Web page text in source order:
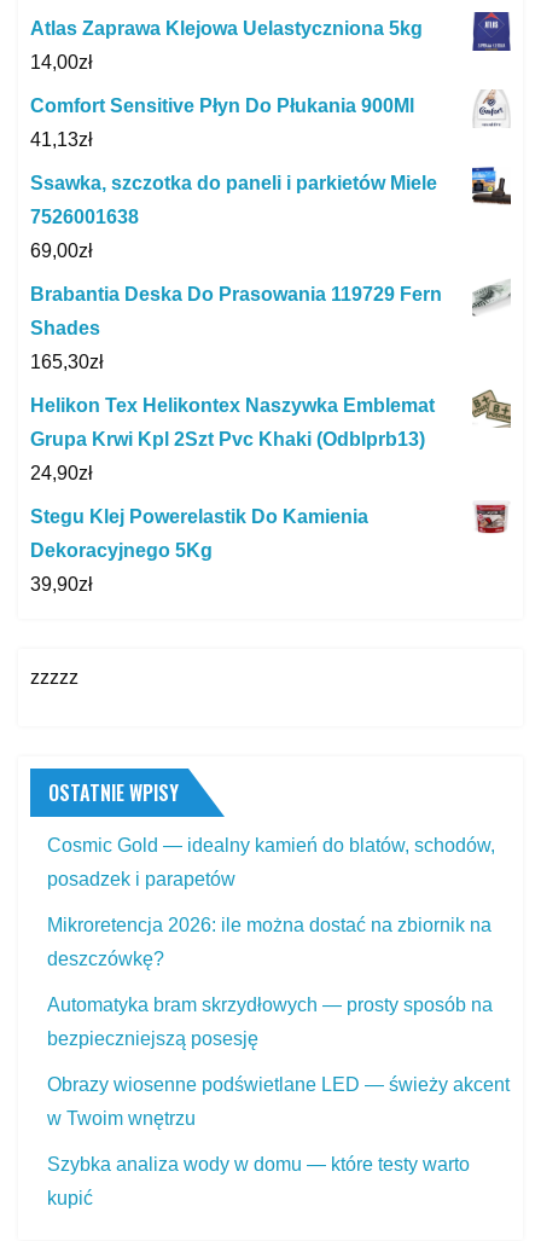
Atlas Zaprawa Klejowa Uelastyczniona 5kg
14,00zł
Comfort Sensitive Płyn Do Płukania 900Ml
41,13zł
Ssawka, szczotka do paneli i parkietów Miele
7526001638
69,00zł
Brabantia Deska Do Prasowania 119729 Fern
Shades
165,30zł
Helikon Tex Helikontex Naszywka Emblemat
Grupa Krwi Kpl 2Szt Pvc Khaki (Odblprb13)
24,90zł
Stegu Klej Powerelastik Do Kamienia
Dekoracyjnego 5Kg
39,90zł
zzzzz
OSTATNIE WPISY
Cosmic Gold — idealny kamień do blatów, schodów,
posadzek i parapetów
Mikroretencja 2026: ile można dostać na zbiornik na
deszczówkę?
Automatyka bram skrzydłowych — prosty sposób na
bezpieczniejszą posesję
Obrazy wiosenne podświetlane LED — świeży akcent
w Twoim wnętrzu
Szybka analiza wody w domu — które testy warto
kupić